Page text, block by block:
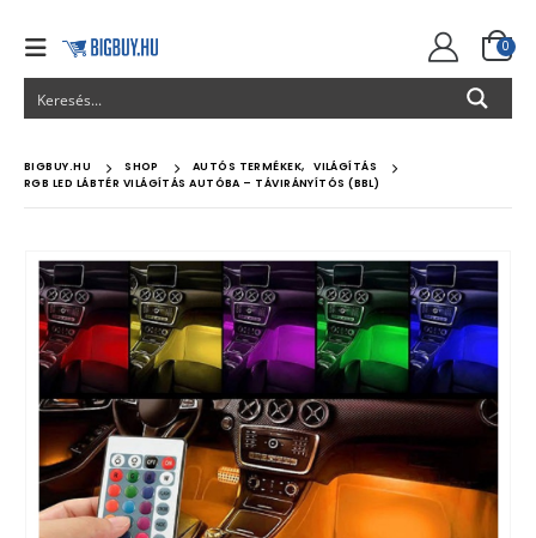
0
BIGBUY.HU SHOP AUTÓS TERMÉKEK,
VILÁGÍTÁS
RGB LED LÁBTÉR VILÁGÍTÁS AUTÓBA – TÁVIRÁNYÍTÓS (BBL)